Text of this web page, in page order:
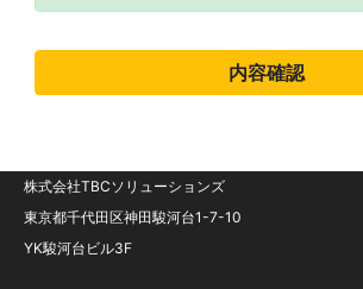
株式会社TBCソリューションズ
東京都千代田区神田駿河台1-7-10
YK駿河台ビル3F